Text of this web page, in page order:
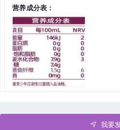
营养成分表：
我要